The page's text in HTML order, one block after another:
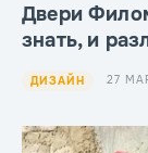
Двери
знать, и
ДИЗАЙН 27